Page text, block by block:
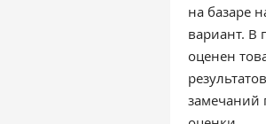
на базаре
вариант. В
оценен
замечаний